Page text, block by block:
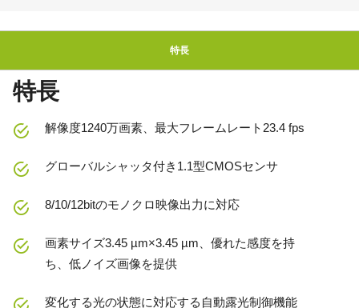
特長
特長
解像度1240万画素、最大フレームレート23.4 fps
グローバルシャッタ付き1.1型CMOSセンサ
8/10/12bitのモノクロ映像出力に対応
画素サイズ3.45 µm×3.45 µm、優れた感度を持
ち、低ノイズ画像を提供
変化する光の状態に対応する自動露光制御機能